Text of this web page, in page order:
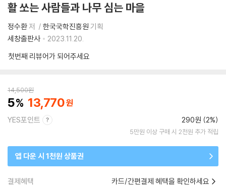
활 쏘는 사람들과 나무 심는 마을
정수환저 한국국학진흥원 기획
세창출판사
2023.11.20.
첫번째 리뷰어가 되어주세요
14,500원
5 13,770
YES포인트 290원 (2%)
5만원 이상 구매 시 2천원 추가 적립
앱 다운 시 1천원 상품권
결제혜택 카드/간편결제 혜택을 확인하세요